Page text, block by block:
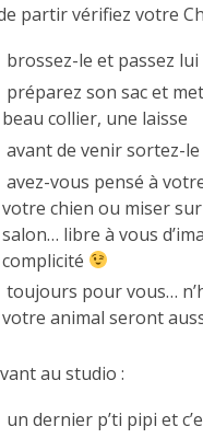
partir vérifiez votre
brossez-le et passez
préparez son sac et
beau collier, une laisse
avant de venir sortez-
avez-vous pensé à
votre chien ou miser
salon… libre à vous
complicité
toujours pour vous…
votre animal seront
au studio :
un dernier p’ti pipi et